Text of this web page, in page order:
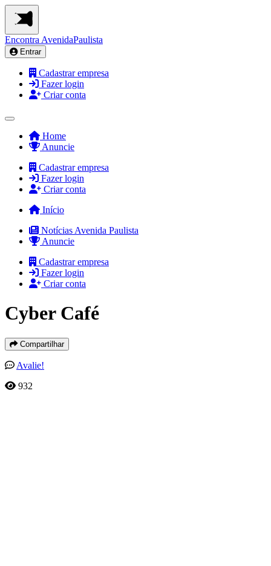
Encontra AvenidaPaulista
Entrar
Cadastrar empresa
Fazer login
Criar conta
Home
Anuncie
Cadastrar empresa
Fazer login
Criar conta
Início
Notícias Avenida Paulista
Anuncie
Cadastrar empresa
Fazer login
Criar conta
Cyber Café
Compartilhar
Avalie!
932